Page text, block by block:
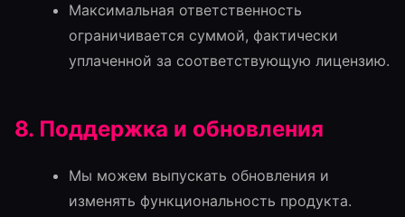
Максимальная ответственность
ограничивается суммой, фактически
уплаченной за соответствующую лицензию.
8. Поддержка и обновления
Мы можем выпускать обновления и
изменять функциональность продукта.